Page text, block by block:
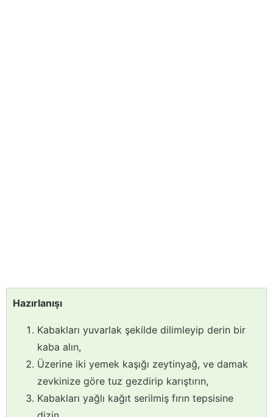
Hazırlanışı
Kabakları yuvarlak şekilde dilimleyip derin bir
kaba alın,
Üzerine iki yemek kaşığı zeytinyağ, ve damak
zevkinize göre tuz gezdirip karıştırın,
Kabakları yağlı kağıt serilmiş fırın tepsisine